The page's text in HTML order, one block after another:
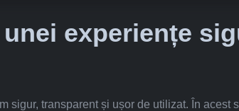
experiențe
sigur, transparent și ușor de utilizat. În acest